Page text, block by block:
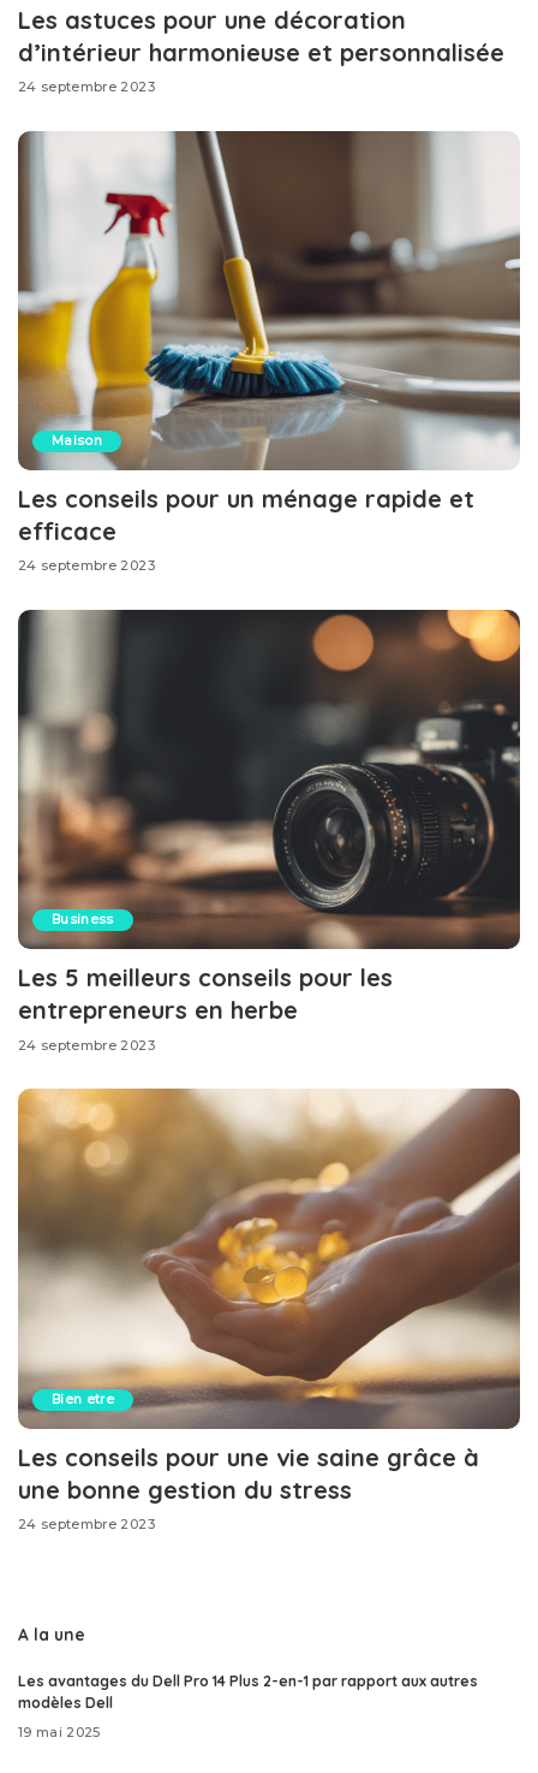
Les astuces pour une décoration
d’intérieur harmonieuse et personnalisée
24 septembre 2023
Maison
Les conseils pour un ménage rapide et
efficace
24 septembre 2023
Business
Les 5 meilleurs conseils pour les
entrepreneurs en herbe
24 septembre 2023
Bien etre
Les conseils pour une vie saine grâce à
une bonne gestion du stress
24 septembre 2023
A la une
Les avantages du Dell Pro 14 Plus 2-en-1 par rapport aux autres
modèles Dell
19 mai 2025